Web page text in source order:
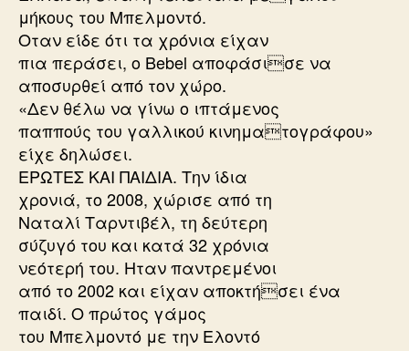
μήκους του Μπελμοντό.
Οταν είδε ότι τα χρόνια είχαν
πια περάσει, ο Bebel αποφάσισε να
αποσυρθεί από τον χώρο.
«Δεν θέλω να γίνω ο ιπτάμενος
παππούς του γαλλικού κινηματογράφου»
είχε δηλώσει.
ΕΡΩΤΕΣ ΚΑΙ ΠΑΙΔΙΑ. Την ίδια
χρονιά, το 2008, χώρισε από τη
Ναταλί Ταρντιβέλ, τη δεύτερη
σύζυγό του και κατά 32 χρόνια
νεότερή του. Ηταν παντρεμένοι
από το 2002 και είχαν αποκτήσει ένα
παιδί. Ο πρώτος γάμος
του Μπελμοντό με την Ελοντό